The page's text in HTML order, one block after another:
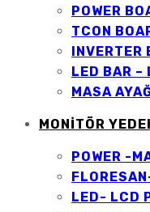
POWER
TCON
INVERTER
LED BAR –
MASA
MONİTÖR
POWER -
LED- LCD